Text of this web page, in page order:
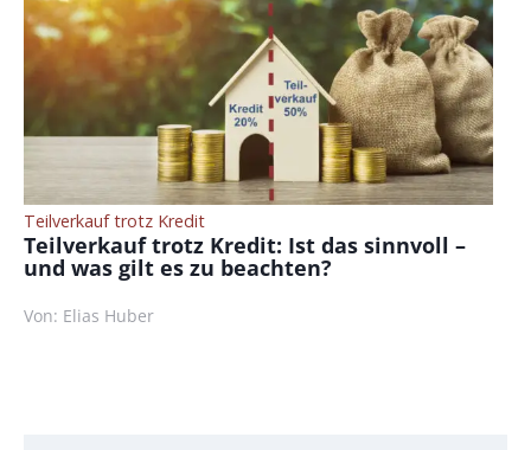
Teilverkauf trotz Kredit
Teilverkauf trotz Kredit: Ist das sinnvoll –
und was gilt es zu beachten?
Von: Elias Huber